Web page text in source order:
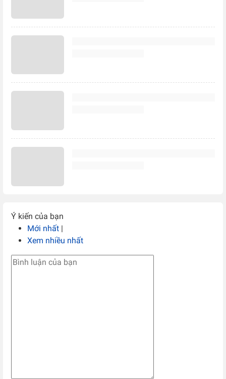
Ý kiến của bạn
Mới nhất |
Xem nhiều nhất